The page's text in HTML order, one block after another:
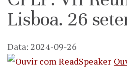
Lisboa. 26
Data: 2024-09-26